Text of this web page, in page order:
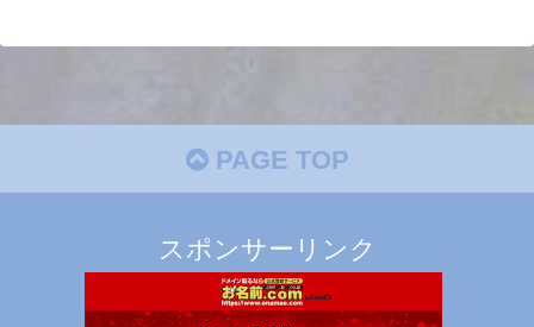
PAGE TOP
スポンサーリンク